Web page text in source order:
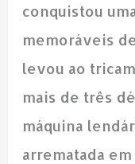
conquistou
memoráveis
levou ao
mais de três
máquina
arrematada